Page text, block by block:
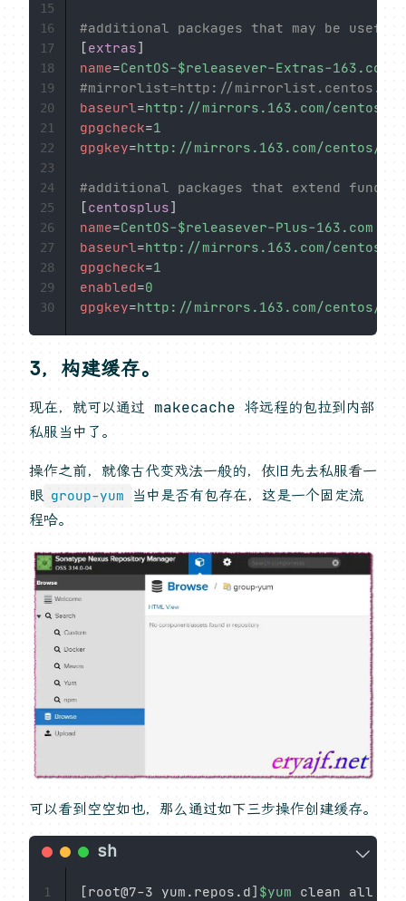
#additional packages that may be useful
[extras]
name=CentOS-$releasever-Extras-163.com
#mirrorlist=http://mirrorlist.centos.org/
baseurl=http://mirrors.163.com/centos/
gpgcheck=1
gpgkey=http://mirrors.163.com/centos/RPM-
#additional packages that extend
[centosplus]
name=CentOS-$releasever-Plus-163.com
baseurl=http://mirrors.163.com/centos/
gpgcheck=1
enabled=0
gpgkey=http://mirrors.163.com/centos/RPM-
15
16
17
18
19
20
21
22
23
24
25
26
27
28
29
30
3，构建缓存。
现在，就可以通过 makecache 将远程的包拉到内部
私服当中了。
操作之前，就像古代变戏法一般的，依旧先去私服看一
眼 group-yum
当中是否有包存在，这是一个固定流
程哈。
可以看到空空如也，那么通过如下三步操作创建缓存。
[root@7-3 yum.repos.d] $yum clean all
1